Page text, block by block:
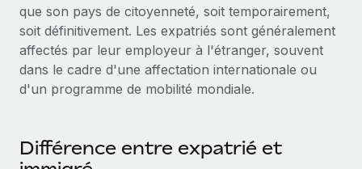
Gestion des freelances
Intégrez et gérez vos freelances partout dans le monde
PEO
Sous-traitez les opérations complexes liées à l’emploi
Intégration Remote
Comparer Remote
Examinez notre service par rapport aux autres
CROISSANCE
paie des entreprises en pleine croissance
pays
Calculateur de paiement des freelances
Découvrez les devises disponibles et les vitesses de
paiement pour vos freelances internationaux
APPRENDRE AVEC REMOTE
Nederlands
Français
Español
Connexion
que son pays de citoyenneté, soit temporairement,
soit définitivement. Les expatriés sont généralement
affectés par leur employeur à l'étranger, souvent
dans le cadre d'une affectation internationale ou
d'un programme de mobilité mondiale.
Différence entre expatrié et